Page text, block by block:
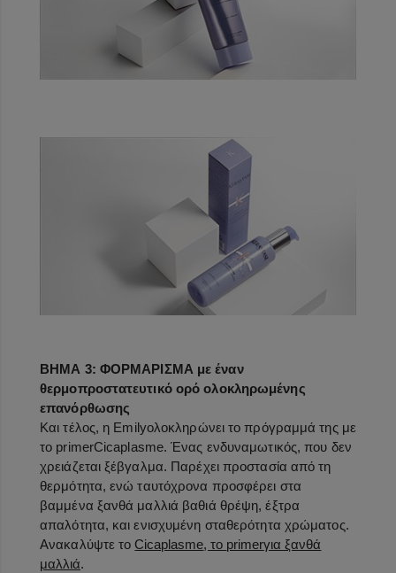
ΒΗΜΑ 3: ΦΟΡΜΑΡΙΣΜΑ με έναν
θερμοπροστατευτικό ορό ολοκληρωμένης
επανόρθωσης
Και τέλος, η Emilyολοκληρώνει το πρόγραμμά της με
το primerCicaplasme. Ένας ενδυναμωτικός, που δεν
χρειάζεται ξέβγαλμα. Παρέχει προστασία από τη
θερμότητα, ενώ ταυτόχρονα προσφέρει στα
βαμμένα ξανθά μαλλιά βαθιά θρέψη, έξτρα
απαλότητα, και ενισχυμένη σταθερότητα χρώματος.
Ανακαλύψτε τοCicaplasme, το primerγια ξανθά
μαλλιά.